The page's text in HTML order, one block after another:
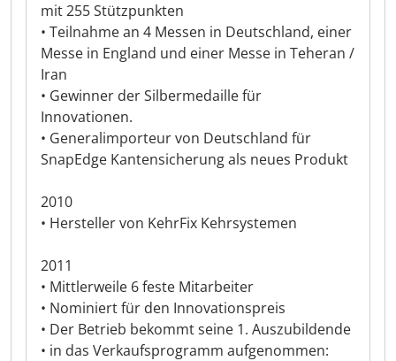
mit 255 Stützpunkten
• Teilnahme an 4 Messen in Deutschland, einer
Messe in England und einer Messe in Teheran /
Iran
• Gewinner der Silbermedaille für
Innovationen.
• Generalimporteur von Deutschland für
SnapEdge Kantensicherung als neues Produkt
2010
• Hersteller von KehrFix Kehrsystemen
2011
• Mittlerweile 6 feste Mitarbeiter
• Nominiert für den Innovationspreis
• Der Betrieb bekommt seine 1. Auszubildende
• in das Verkaufsprogramm aufgenommen: